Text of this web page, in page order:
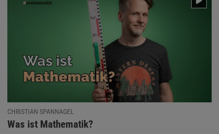
Heinrich Hemme
Der Autor ist ein deutscher Physiker und war Hochschullehrer an
der FH Aachen.
CHRISTIAN SPANNAGEL
:
Was ist Mathematik?